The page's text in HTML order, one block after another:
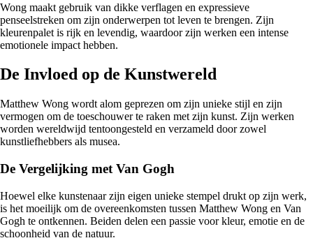
Wong maakt gebruik van dikke verflagen en expressieve
penseelstreken om zijn onderwerpen tot leven te brengen. Zijn
kleurenpalet is rijk en levendig, waardoor zijn werken een intense
emotionele impact hebben.
De Invloed op de Kunstwereld
Matthew Wong wordt alom geprezen om zijn unieke stijl en zijn
vermogen om de toeschouwer te raken met zijn kunst. Zijn werken
worden wereldwijd tentoongesteld en verzameld door zowel
kunstliefhebbers als musea.
De Vergelijking met Van Gogh
Hoewel elke kunstenaar zijn eigen unieke stempel drukt op zijn werk,
is het moeilijk om de overeenkomsten tussen Matthew Wong en Van
Gogh te ontkennen. Beiden delen een passie voor kleur, emotie en de
schoonheid van de natuur.